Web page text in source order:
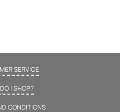
SERVICE
I SHOP?
CONDITIONS